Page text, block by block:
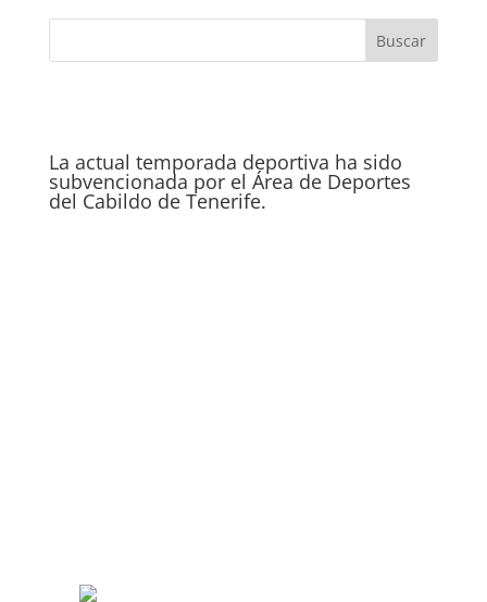
La actual temporada deportiva ha sido
subvencionada por el Área de Deportes
del Cabildo de Tenerife.